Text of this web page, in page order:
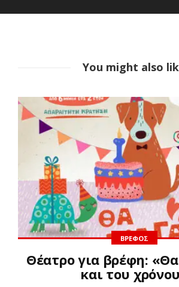
You might also
ΒΡΈΦΟΣ
Θέατρο για βρέφη:
και του